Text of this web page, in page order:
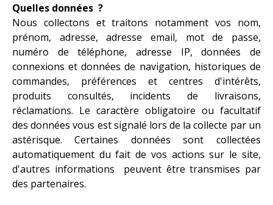
Quelles données ?
Nous collectons et traitons notamment vos nom,
prénom, adresse, adresse email, mot de passe,
numéro de téléphone, adresse IP, données de
connexions et données de navigation, historiques de
commandes, préférences et centres d'intérêts,
produits consultés, incidents de livraisons,
réclamations. Le caractère obligatoire ou facultatif
des données vous est signalé lors de la collecte par un
astérisque. Certaines données sont collectées
automatiquement du fait de vos actions sur le site,
d'autres informations peuvent être transmises par
des partenaires.